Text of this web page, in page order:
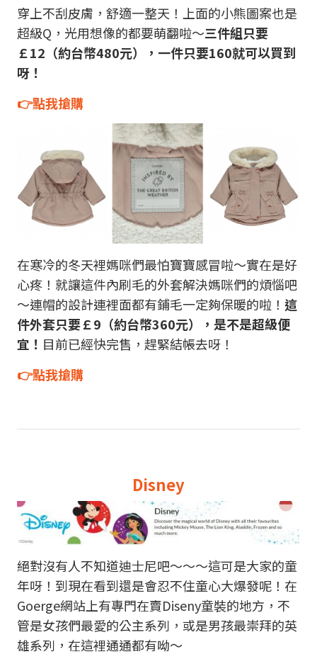
穿上不刮皮膚，舒適一整天！上面的小熊圖案也是
超級Q，光用想像的都要萌翻啦～三件組只要
￡12（約台幣480元），一件只要160就可以買到
呀！
👉點我搶購
在寒冷的冬天裡媽咪們最怕寶寶感冒啦～實在是好
心疼！就讓這件內刷毛的外套解決媽咪們的煩惱吧
～連帽的設計連裡面都有鋪毛一定夠保暖的啦！ 這
件外套只要￡9（約台幣360元），是不是超級便
宜！ 目前已經快完售，趕緊結帳去呀！
👉點我搶購
Disney
絕對沒有人不知道迪士尼吧～～～這可是大家的童
年呀！到現在看到還是會忍不住童心大爆發呢！在
Goerge網站上有專門在賣Diseny童裝的地方，不
管是女孩們最愛的公主系列，或是男孩最崇拜的英
雄系列，在這裡通通都有呦～